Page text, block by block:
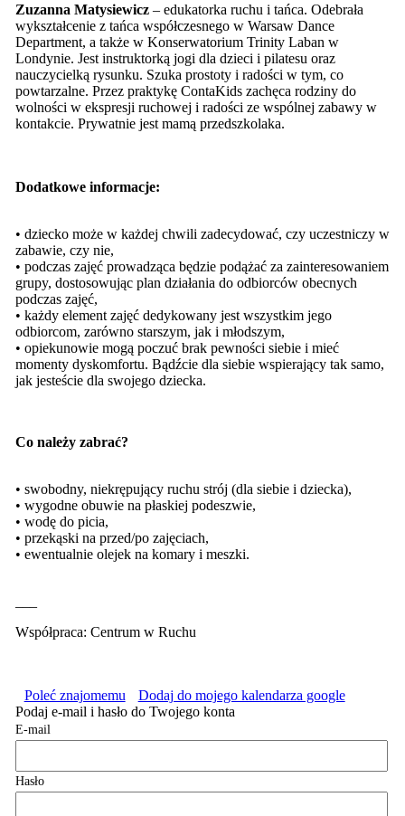
Zuzanna Matysiewicz– edukatorka ruchu i tańca. Odebrała
wykształcenie z tańca współczesnego w Warsaw Dance
Department, a także w Konserwatorium Trinity Laban w
Londynie. Jest instruktorką jogi dla dzieci i pilatesu oraz
nauczycielką rysunku. Szuka prostoty i radości w tym, co
powtarzalne. Przez praktykę ContaKids zachęca rodziny do
wolności w ekspresji ruchowej i radości ze wspólnej zabawy w
kontakcie. Prywatnie jest mamą przedszkolaka.
Dodatkowe informacje:
• dziecko może w każdej chwili zadecydować, czy uczestniczy w
zabawie, czy nie,
• podczas zajęć prowadząca będzie podążać za zainteresowaniem
grupy, dostosowując plan działania do odbiorców obecnych
podczas zajęć,
• każdy element zajęć dedykowany jest wszystkim jego
odbiorcom, zarówno starszym, jak i młodszym,
• opiekunowie mogą poczuć brak pewności siebie i mieć
momenty dyskomfortu. Bądźcie dla siebie wspierający tak samo,
jak jesteście dla swojego dziecka.
Co należy zabrać?
• swobodny, niekrępujący ruchu strój (dla siebie i dziecka),
• wygodne obuwie na płaskiej podeszwie,
• wodę do picia,
• przekąski na przed/po zajęciach,
• ewentualnie olejek na komary i meszki.
Współpraca: Centrum w Ruchu
Poleć znajomemu
Dodaj do mojego kalendarza google
Podaj e-mail i hasło do Twojego konta
E-mail
Hasło